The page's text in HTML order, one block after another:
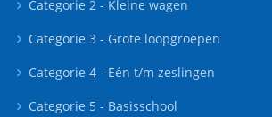
Categorie 2 - Kleine wagen
Categorie 3 - Grote loopgroepen
Categorie 4 - Eén t/m zeslingen
Categorie 5 - Basisschool